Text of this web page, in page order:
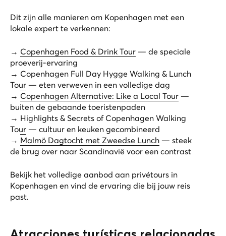
Dit zijn alle manieren om Kopenhagen met een
lokale expert te verkennen:
→ Copenhagen Food & Drink Tour — de speciale
proeverij-ervaring
→ Copenhagen Full Day Hygge Walking & Lunch
Tour — eten verweven in een volledige dag
→ Copenhagen Alternative: Like a Local Tour —
buiten de gebaande toeristenpaden
→ Highlights & Secrets of Copenhagen Walking
Tour — cultuur en keuken gecombineerd
→ Malmö Dagtocht met Zweedse Lunch — steek
de brug over naar Scandinavië voor een contrast
Bekijk het volledige aanbod aan privétours in
Kopenhagen en vind de ervaring die bij jouw reis
past.